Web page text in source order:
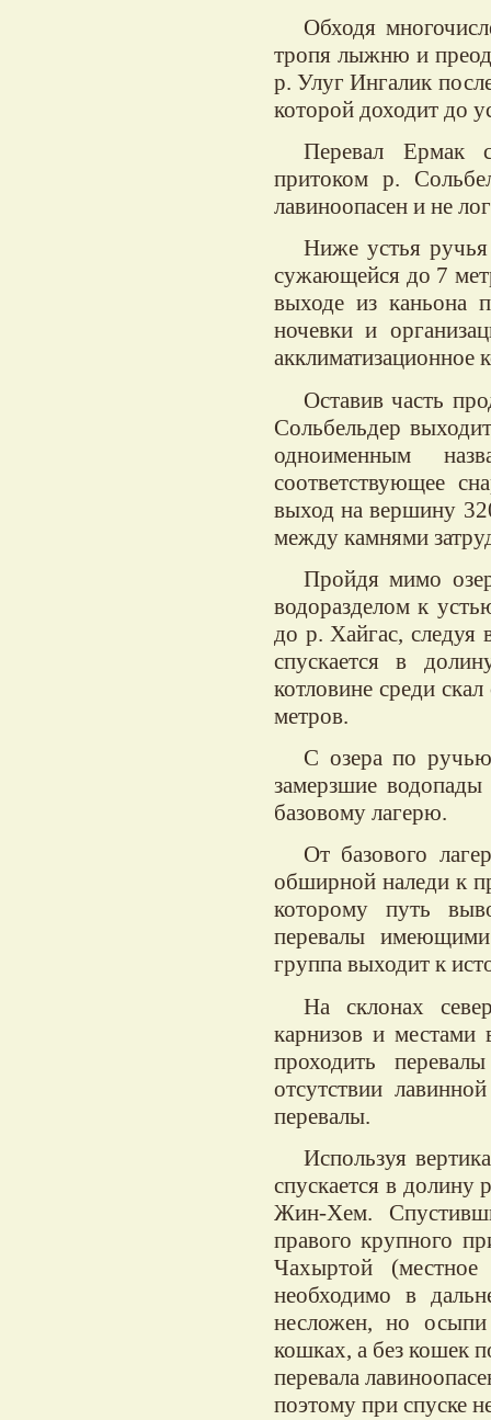
Обходя
тропя лыжню и
р. Улуг Ингалик
которой доходит до
Перевал Ермак
притоком р.
лавиноопасен и не
Ниже устья
сужающейся до 7
выходе из каньона
ночевки и
акклиматизационное
Оставив часть
Сольбельдер
одноименным
соответствующее
выход на вершину
между камнями
Пройдя мимо
водоразделом к
до р. Хайгас, следуя
спускается в
котловине среди
метров.
С озера по
замерзшие
базовому лагерю.
От базового
обширной наледи к
которому путь
перевалы
группа выходит к
На склонах
карнизов и
проходить
отсутствии
перевалы.
Используя
спускается в долину
Жин-Хем.
правого крупного
Чахыртой
необходимо в
несложен, но
кошках, а без кошек
перевала
поэтому при спуске